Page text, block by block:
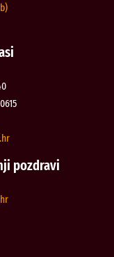
pozdravi